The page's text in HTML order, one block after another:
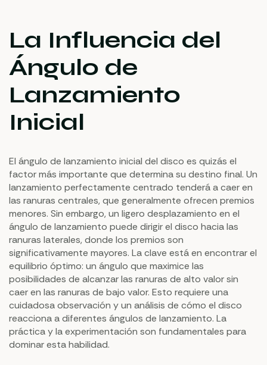
La Influencia del
Ángulo de
Lanzamiento
Inicial
El ángulo de lanzamiento inicial del disco es quizás el
factor más importante que determina su destino final. Un
lanzamiento perfectamente centrado tenderá a caer en
las ranuras centrales, que generalmente ofrecen premios
menores. Sin embargo, un ligero desplazamiento en el
ángulo de lanzamiento puede dirigir el disco hacia las
ranuras laterales, donde los premios son
significativamente mayores. La clave está en encontrar el
equilibrio óptimo: un ángulo que maximice las
posibilidades de alcanzar las ranuras de alto valor sin
caer en las ranuras de bajo valor. Esto requiere una
cuidadosa observación y un análisis de cómo el disco
reacciona a diferentes ángulos de lanzamiento. La
práctica y la experimentación son fundamentales para
dominar esta habilidad.